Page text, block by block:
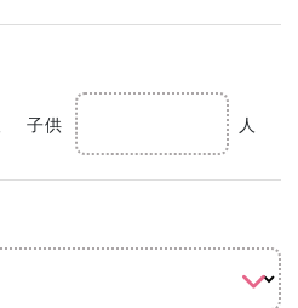
子供 人